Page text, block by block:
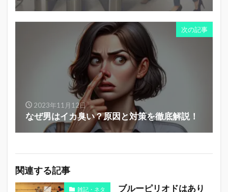
次の記事
2023年11月12日
なぜ男はイカ臭い？原因と対策を徹底解説！
関連する記事
雑記・ネタ
ブルーピリオドはあり